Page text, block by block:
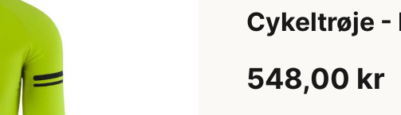
Cykeltrøje -
548,00 kr